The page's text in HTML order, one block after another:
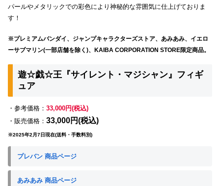
パールやメタリックでの彩色により神秘的な雰囲気に仕上げておりま
す！
※プレミアムバンダイ、ジャンプキャラクターズストア、あみあみ、イエロ
ーサブマリン(一部店舗を除く)、KAIBA CORPORATION STORE限定商品。
遊☆戯☆王『サイレント・マジシャン』フィギ
ュア
・参考価格： 33,000円(税込)
・販売価格： 33,000円(税込)
※2025年2月7日現在(送料・手数料別)
プレバン 商品ページ
あみあみ 商品ページ